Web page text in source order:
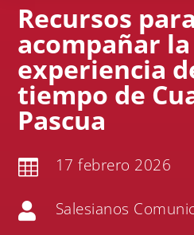
Recursos para
acompañar la
experiencia
tiempo de
Pascua
 17 febrero 2026
 Salesianos